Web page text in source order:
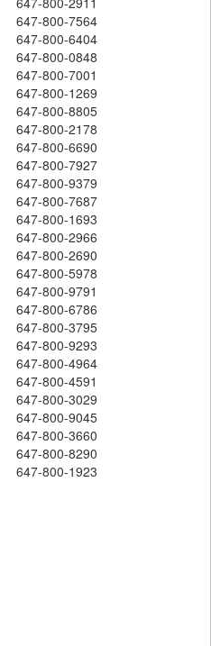
647-800-7564
647-800-6404
647-800-0848
647-800-7001
647-800-1269
647-800-8805
647-800-2178
647-800-6690
647-800-7927
647-800-9379
647-800-7687
647-800-1693
647-800-2966
647-800-2690
647-800-5978
647-800-9791
647-800-6786
647-800-3795
647-800-9293
647-800-4964
647-800-4591
647-800-3029
647-800-9045
647-800-3660
647-800-8290
647-800-1923